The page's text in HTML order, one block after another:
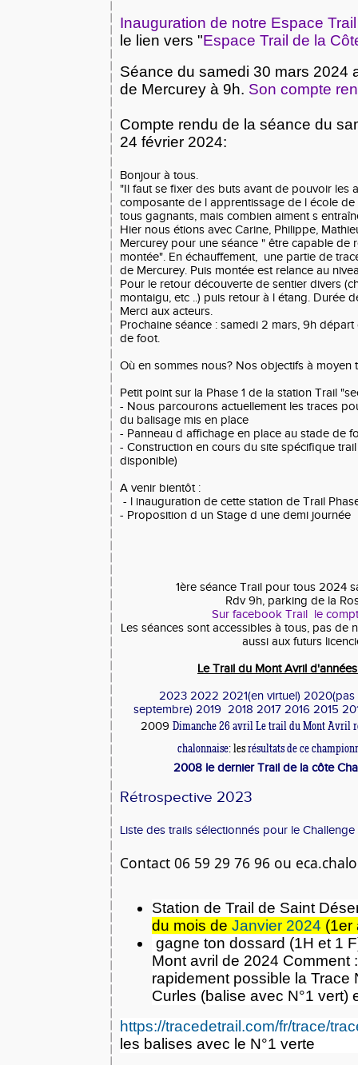
Inauguration de notre Espace
le lien vers "Espace Trail de la
Séance du samedi 30 mars 2024
de Mercurey à 9h. Son compte
Compte rendu de la séance du
24 février 2024:
Bonjour à tous.
"Il faut se fixer des buts avant de pouvoir les
composante de l apprentissage de l école de
tous gagnants, mais combien aiment s
Hier nous étions avec Carine, Philippe,
Mercurey pour une séance " être capable de
montée". En échauffement, une partie de
de Mercurey. Puis montée est relance au
Pour le retour découverte de sentier divers
montaigu, etc ..) puis retour à l étang. Durée
Merci aux acteurs.
Prochaine séance : samedi 2 mars, 9h
de foot.
Où en sommes nous? Nos objectifs à moyen
Petit point sur la Phase 1 de la station Trail
- Nous parcourons actuellement les traces
du balisage mis en place
- Panneau d affichage en place au stade de
- Construction en cours du site spécifique
disponible)
A venir bientôt :
- l inauguration de cette station de Trail
- Proposition d un Stage d une demi journée
1ère séance Trail pour tous 2024
Rdv 9h, parking de la
Sur facebook Trail le
Les séances sont accessibles à tous, pas de
aussi aux futurs
Le Trail du Mont Avril
2023 2022 2021(en virtuel) 2020(pas
septembre) 2019 2018 2017 2016 2015
2009Dimanche 26 avril Le trail du Mont Avril
chalonnaise: les résultats de ce
2008 le dernier Trail de la côte
Rétrospective 2023
Liste des trails sélectionnés pour le
Contact 06 59 29 76 96 ou
Station de Trail de Saint
du mois de Janvier 2024 (1er
gagne ton dossard (1H et 1
Mont avril de 2024 Comment
rapidement possible la Trace
Curles (balise avec N°1 vert)
https://tracedetrail.com/fr/trace/
les balises avec le N°1 verte